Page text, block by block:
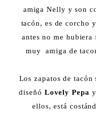
amiga Nelly y son
tacón, es de corcho
antes no me
muy amiga de
Los zapatos de
diseñó Lovely Pepa
ellos, está